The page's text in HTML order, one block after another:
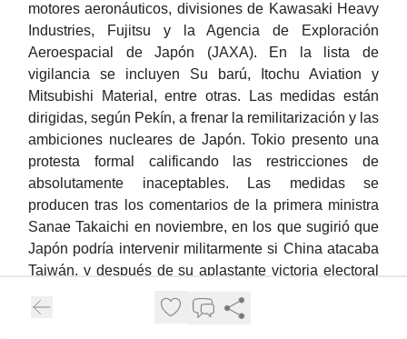
motores aeronáuticos, divisiones de Kawasaki Heavy
Industries, Fujitsu y la Agencia de Exploración
Aeroespacial de Japón (JAXA). En la lista de
vigilancia se incluyen Su barú, Itochu Aviation y
Mitsubishi Material, entre otras. Las medidas están
dirigidas, según Pekín, a frenar la remilitarización y las
ambiciones nucleares de Japón. Tokio presento una
protesta formal calificando las restricciones de
absolutamente inaceptables. Las medidas se
producen tras los comentarios de la primera ministra
Sanae Takaichi en noviembre, en los que sugirió que
Japón podría intervenir militarmente si China atacaba
Taiwán, y después de su aplastante victoria electoral
para acelerar el rearme japonés hasta el 2 por ciento